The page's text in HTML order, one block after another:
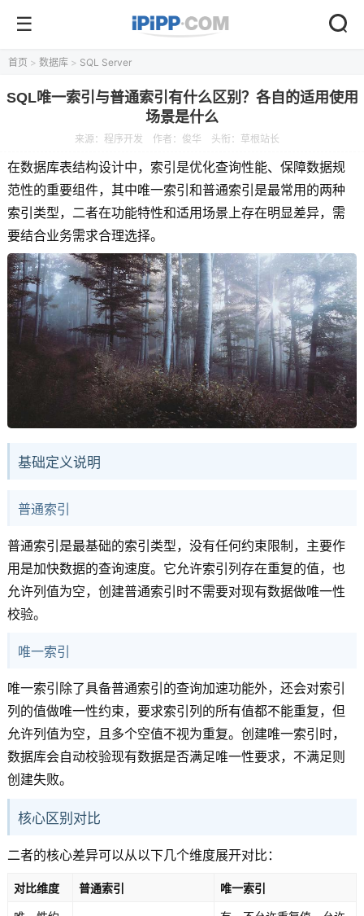
首页 > 数据库 > SQL Server
SQL唯一索引与普通索引有什么区别？各自的适用使用
场景是什么
来源： 程序开发 作者：俊华 头衔：草根站长
在数据库表结构设计中，索引是优化查询性能、保障数据规
范性的重要组件，其中唯一索引和普通索引是最常用的两种
索引类型，二者在功能特性和适用场景上存在明显差异，需
要结合业务需求合理选择。
基础定义说明
普通索引
普通索引是最基础的索引类型，没有任何约束限制，主要作
用是加快数据的查询速度。它允许索引列存在重复的值，也
允许列值为空，创建普通索引时不需要对现有数据做唯一性
校验。
唯一索引
唯一索引除了具备普通索引的查询加速功能外，还会对索引
列的值做唯一性约束，要求索引列的所有值都不能重复，但
允许列值为空，且多个空值不视为重复。创建唯一索引时，
数据库会自动校验现有数据是否满足唯一性要求，不满足则
创建失败。
核心区别对比
二者的核心差异可以从以下几个维度展开对比：
对比维度 普通索引 唯一索引